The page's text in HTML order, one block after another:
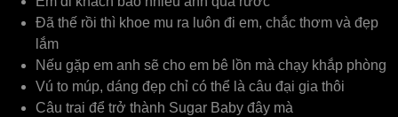
Đã thế rồi thì khoe mu ra luôn đi em, chắc thơm và đẹp
lắm
Nếu gặp em anh sẽ cho em bê lồn mà chạy khắp phòng
Vú to múp, dáng đẹp chỉ có thể là câu đại gia thôi
Câu trai để trở thành Sugar Baby đây mà